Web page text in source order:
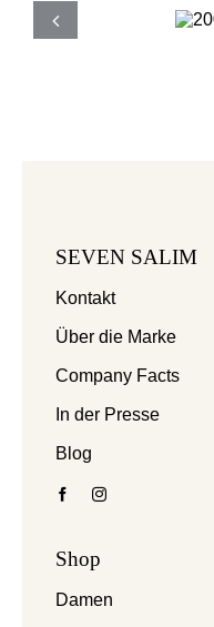
SEVEN SALIM
Kontakt
Über die Marke
Company Facts
In der Presse
Blog
Shop
Damen